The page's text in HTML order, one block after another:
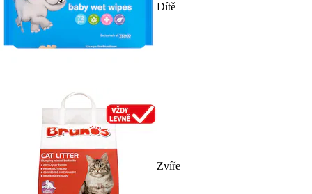
Dítě
Zvíře